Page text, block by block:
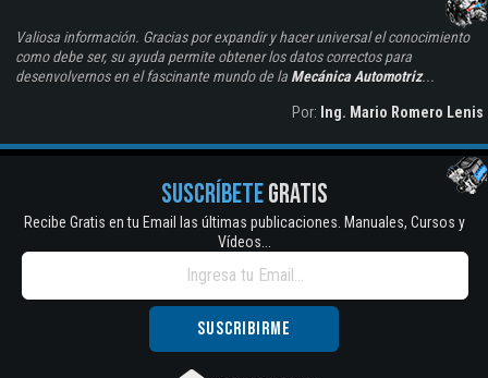
Valiosa información. Gracias por expandir y hacer universal el conocimiento
como debe ser, su ayuda permite obtener los datos correctos para
desenvolvernos en el fascinante mundo de la Mecánica Automotriz...
Por: Ing. Mario Romero Lenis
SUSCRÍBETEGRATIS
Recibe Gratis en tu Email las últimas publicaciones. Manuales, Cursos y
Vídeos...